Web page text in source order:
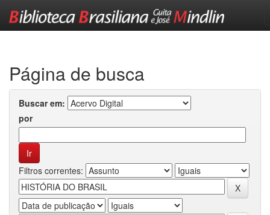
Página de busca
Buscar em:
por
Filtros correntes: